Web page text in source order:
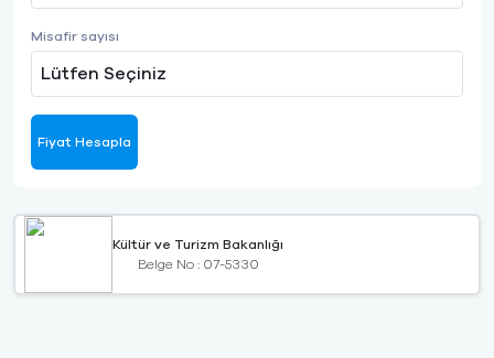
Misafir sayısı
Lütfen Seçiniz
Fiyat Hesapla
Kültür ve Turizm Bakanlığı
Belge No : 07-5330